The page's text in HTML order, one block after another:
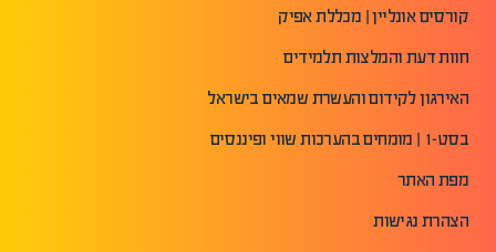
קורסים אונליין | מכללת אפיק
חוות דעת והמלצות תלמידים
האירגון לקידום והעשרת שמאים בישראל
בסט-1 | מומחים בהערכות שווי ופיננסים
מפת האתר
הצהרת נגישות